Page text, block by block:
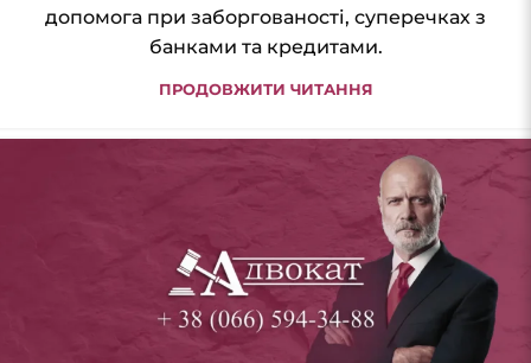
допомога при заборгованості, суперечках з
банками та кредитами.
ПРОДОВЖИТИ ЧИТАННЯ